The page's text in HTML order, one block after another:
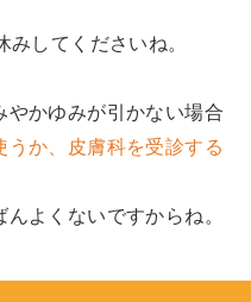
してくださいね。
やかゆみが引かない場合
か、皮膚科を受診する
よくないですからね。